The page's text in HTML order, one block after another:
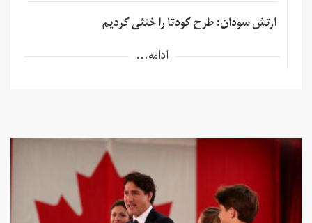
ارتش سودان: طرح کودتا را خنثی کردیم
ادامه...